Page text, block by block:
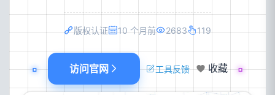
版权认证 10 个月前 2683 119
访问官网 工具反馈 收藏